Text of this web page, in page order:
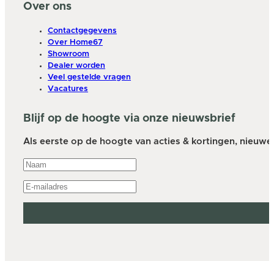
Over ons
Contactgegevens
Over Home67
Showroom
Dealer worden
Veel gestelde vragen
Vacatures
Blijf op de hoogte via onze nieuwsbrief
Als eerste op de hoogte van acties & kortingen,